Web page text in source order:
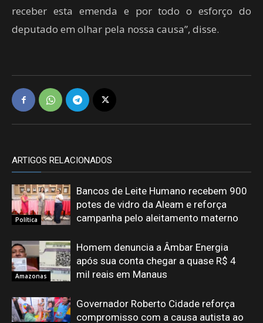
receber esta emenda e por todo o esforço do
deputado em olhar pela nossa causa”, disse.
ARTIGOS RELACIONADOS
Política
Bancos de Leite Humano recebem 900
potes de vidro da Aleam e reforça
campanha pelo aleitamento materno
Amazonas
Homem denuncia a Âmbar Energia
após sua conta chegar a quase R$ 4
mil reais em Manaus
Governador Roberto Cidade reforça
compromisso com a causa autista ao